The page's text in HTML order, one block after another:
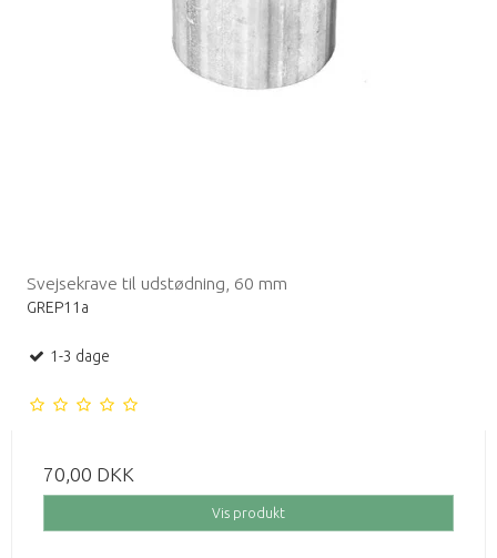
Svejsekrave til udstødning, 60 mm
GREP11a
1-3 dage
70,00 DKK
Vis produkt